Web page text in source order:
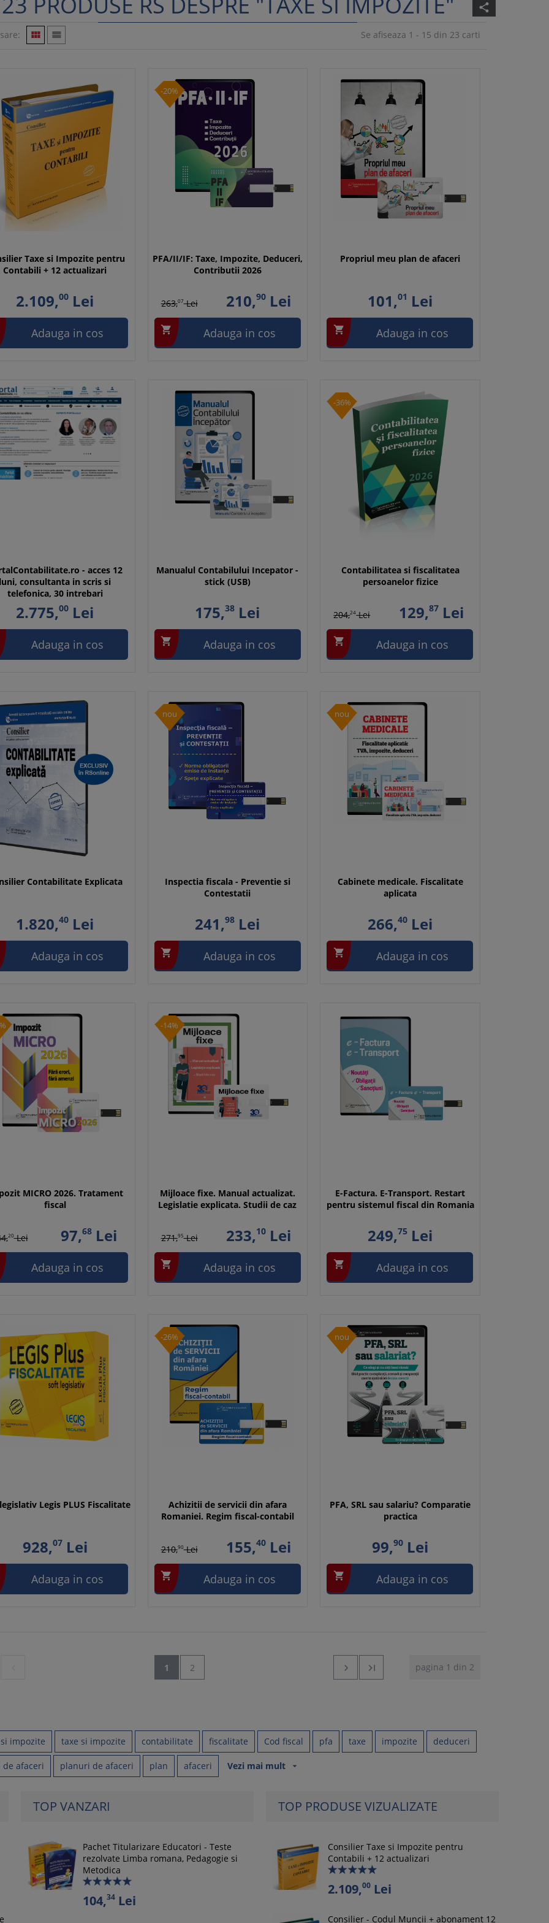
share
  Se afiseaza 1 - 15 din 23 carti
Taxe si Impozite pentru
Contabili + 12 actualizari
2.109,00 Lei
Adauga in cos
-20%
PFA/II/IF: Taxe, Impozite, Deduceri,
Contributii 2026
263,07Lei 210,90 Lei
 Adauga in cos
Propriul meu plan de afaceri
101,01 Lei
 Adauga in cos
- acces 12
luni, consultanta in scris si
telefonica, 30 intrebari
2.775,00 Lei
Adauga in cos
Manualul Contabilului Incepator -
stick (USB)
175,38 Lei
 Adauga in cos
-36%
Contabilitatea si fiscalitatea
persoanelor fizice
204,24Lei 129,87Lei
 Adauga in cos
Contabilitate Explicata
1.820,40 Lei
Adauga in cos
nou
Inspectia fiscala - Preventie si
Contestatii
241,98 Lei
 Adauga in cos
nou
Cabinete medicale. Fiscalitate
aplicata
266,40Lei
 Adauga in cos
MICRO 2026. Tratament
fiscal
20Lei 97,68 Lei
Adauga in cos
-14%
Mijloace fixe. Manual actualizat.
Legislatie explicata. Studii de caz
271,95Lei 233,10 Lei
 Adauga in cos
E-Factura. E-Transport. Restart
pentru sistemul fiscal din Romania
249,75Lei
 Adauga in cos
Legis PLUS Fiscalitate
928,07Lei
Adauga in cos
-26%
Achizitii de servicii din afara
Romaniei. Regim fiscal-contabil
210,90Lei 155,40 Lei
 Adauga in cos
nou
PFA, SRL sau salariu? Comparatie
practica
99,90Lei
 Adauga in cos
1 2 pagina 1 din 2


impozite taxe si impozite contabilitate fiscalitate Cod fiscal pfa taxe impozite deduceri
de afaceri planuri de afaceri plan afaceri Vezi mai mult arrow_drop_down
TOP VANZARI
Pachet Titularizare Educatori - Teste
rezolvate Limba romana, Pedagogie si
Metodica
104,34Lei
TOP PRODUSE VIZUALIZATE
Consilier Taxe si Impozite pentru
Contabili + 12 actualizari
2.109,00Lei
Consilier - Codul Muncii + abonament 12